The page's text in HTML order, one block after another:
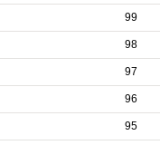
99
98
97
96
95